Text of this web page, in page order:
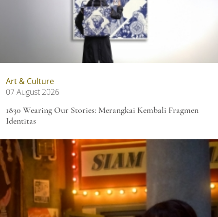
Art & Culture
07 August 2026
1830 Wearing Our Stories: Merangkai Kembali Fragmen
Identitas